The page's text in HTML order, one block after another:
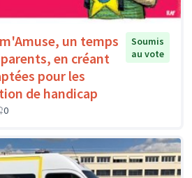
un temps
en créant
pour les
de handicap
Soumis
au vote
0